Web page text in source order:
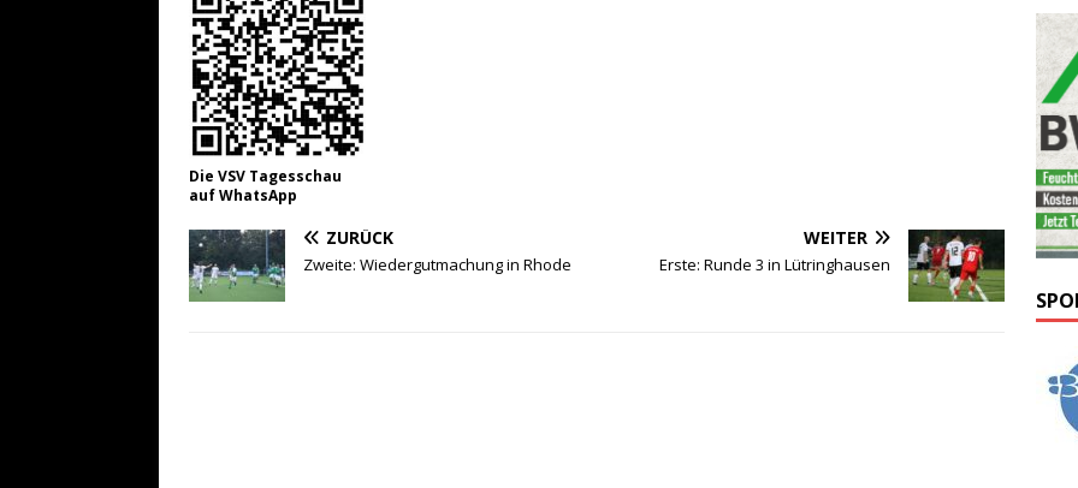
Die VSV Tagesschau
auf WhatsApp
ZURÜCK
Zweite: Wiedergutmachung in Rhode
WEITER
Erste: Runde 3 in Lütringhausen